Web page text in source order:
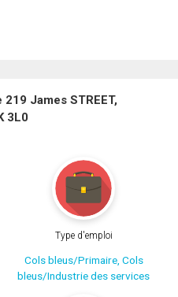
James STREET,
3L0
Type d'emploi
Cols bleus/Primaire, Cols
bleus/Industrie des services